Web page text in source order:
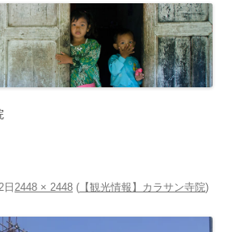
日 2448 × 2448 ( 【観光情報】カラサン寺院)